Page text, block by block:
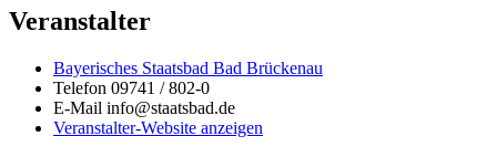
Veranstalter
Bayerisches Staatsbad Bad Brückenau
Telefon 09741 / 802-0
E-Mail info@staatsbad.de
Veranstalter-Website anzeigen